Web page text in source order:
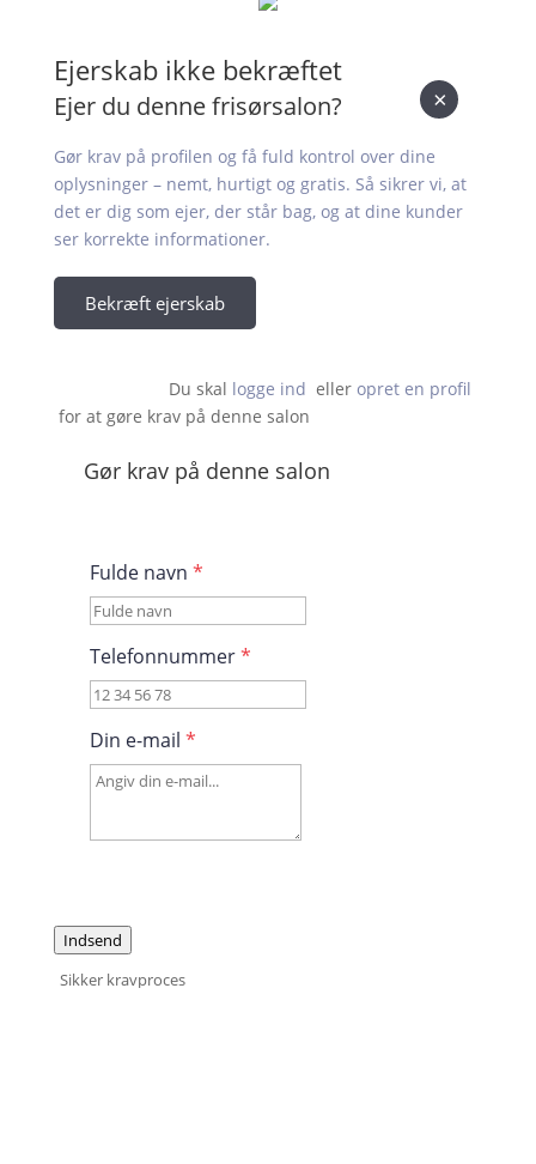
Ejerskab ikke bekræftet
Ejer du denne frisørsalon?
Gør krav på profilen og få fuld kontrol over dine
oplysninger – nemt, hurtigt og gratis. Så sikrer vi, at
det er dig som ejer, der står bag, og at dine kunder
ser korrekte informationer.
Bekræft ejerskab
Du skal logge ind eller opret en profil
for at gøre krav på denne salon
Gør krav på denne salon
×
Fulde navn *
Telefonnummer*
Din e-mail *
Indsend
Sikker kravproces